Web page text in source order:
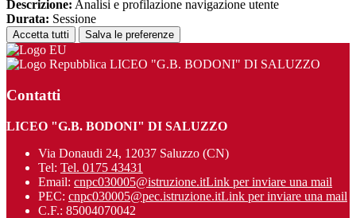
Descrizione: Analisi e profilazione navigazione utente
Durata: Sessione
Accetta tutti Salva le preferenze
LICEO "G.B. BODONI" DI SALUZZO
Contatti
LICEO "G.B. BODONI" DI SALUZZO
Via Donaudi 24, 12037 Saluzzo (CN)
Tel: Tel. 0175 43431
Email: cnpc030005@istruzione.itLink per inviare una mail
PEC: cnpc030005@pec.istruzione.itLink per inviare una mail
C.F.: 85004070042